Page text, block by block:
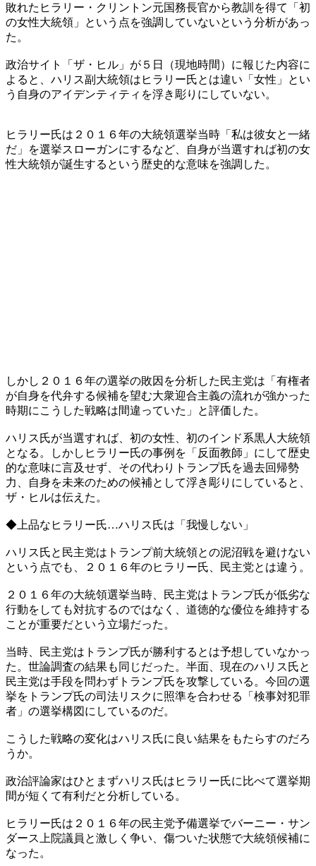
敗れたヒラリー・クリントン元国務長官から教訓を得て「初
の女性大統領」という点を強調していないという分析があっ
た。
政治サイト「ザ・ヒル」が５日（現地時間）に報じた内容に
よると、ハリス副大統領はヒラリー氏とは違い「女性」とい
う自身のアイデンティティを浮き彫りにしていない。
ヒラリー氏は２０１６年の大統領選挙当時「私は彼女と一緒
だ」を選挙スローガンにするなど、自身が当選すれば初の女
性大統領が誕生するという歴史的な意味を強調した。
しかし２０１６年の選挙の敗因を分析した民主党は「有権者
が自身を代弁する候補を望む大衆迎合主義の流れが強かった
時期にこうした戦略は間違っていた」と評価した。
ハリス氏が当選すれば、初の女性、初のインド系黒人大統領
となる。しかしヒラリー氏の事例を「反面教師」にして歴史
的な意味に言及せず、その代わりトランプ氏を過去回帰勢
力、自身を未来のための候補として浮き彫りにしていると、
ザ・ヒルは伝えた。
◆上品なヒラリー氏…ハリス氏は「我慢しない」
ハリス氏と民主党はトランプ前大統領との泥沼戦を避けない
という点でも、２０１６年のヒラリー氏、民主党とは違う。
２０１６年の大統領選挙当時、民主党はトランプ氏が低劣な
行動をしても対抗するのではなく、道徳的な優位を維持する
ことが重要だという立場だった。
当時、民主党はトランプ氏が勝利するとは予想していなかっ
た。世論調査の結果も同じだった。半面、現在のハリス氏と
民主党は手段を問わずトランプ氏を攻撃している。今回の選
挙をトランプ氏の司法リスクに照準を合わせる「検事対犯罪
者」の選挙構図にしているのだ。
こうした戦略の変化はハリス氏に良い結果をもたらすのだろ
うか。
政治評論家はひとまずハリス氏はヒラリー氏に比べて選挙期
間が短くて有利だと分析している。
ヒラリー氏は２０１６年の民主党予備選挙でバーニー・サン
ダース上院議員と激しく争い、傷ついた状態で大統領候補に
なった。